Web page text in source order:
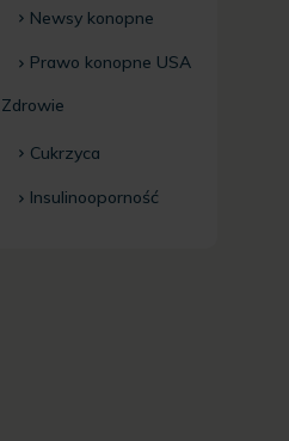
Newsy konopne
Prawo konopne USA
Zdrowie
Cukrzyca
Insulinooporność